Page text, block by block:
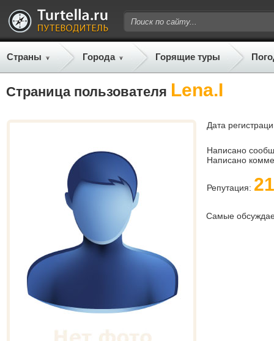
Страны Города Горящие туры
Страница пользователя Lena.I
Дата
Написано
Написано
Репутация: 21
Самые